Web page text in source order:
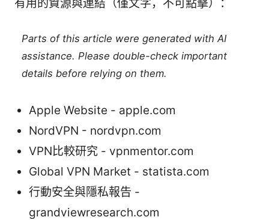
有用的資源與連結（僅文字，不可點擊）：
Parts of this article were generated with AI
assistance. Please double-check important
details before relying on them.
Apple Website - apple.com
NordVPN - nordvpn.com
VPN比較研究 - vpnmentor.com
Global VPN Market - statista.com
行動安全與隱私報告 -
grandviewresearch.com